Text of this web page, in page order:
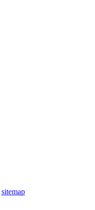
sitemap